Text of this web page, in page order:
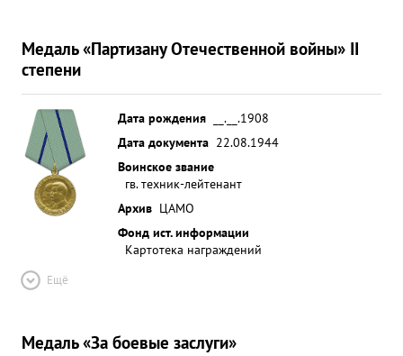
Медаль «Партизану Отечественной войны» II
степени
Дата рождения
__.__.1908
Дата документа 22.08.1944
Воинское звание
гв. техник-лейтенант
Архив ЦАМО
Фонд ист. информации
Картотека награждений
Ещё
Медаль «За боевые заслуги»